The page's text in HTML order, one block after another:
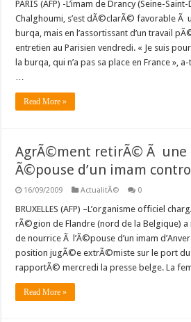
PARIS (AFP) -L’imam de Drancy (Seine-
Chalghoumi, s’est dÃ©clarÃ© favorable Ã
burqa, mais en l’assortissant d’un travail
entretien au Parisien vendredi. « Je suis
la burqa, qui n’a pas sa place en France »,
…
Read More »
AgrÃ©ment retirÃ© Ã une
Ã©pouse d’un imam
16/09/2009 ActualitÃ© 0
BRUXELLES (AFP) –L’organisme officiel
rÃ©gion de Flandre (nord de la Belgique)
de nourrice Ã l’Ã©pouse d’un imam
position jugÃ©e extrÃ©miste sur le port du
rapportÃ© mercredi la presse belge. La
Read More »